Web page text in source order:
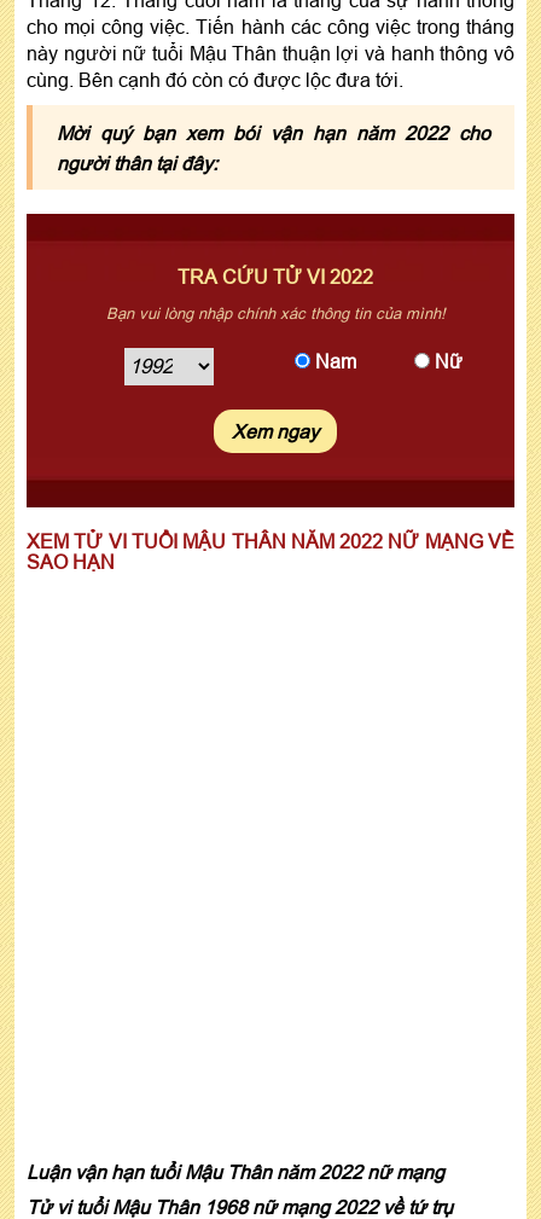
cho mọi công việc. Tiến hành các công việc trong tháng
này người nữ tuổi Mậu Thân thuận lợi và hanh thông vô
cùng. Bên cạnh đó còn có được lộc đưa tới.
Mời quý bạn xem bói vận hạn năm 2022 cho
người thân tại đây:
TRA CỨU TỬ VI 2022
Bạn vui lòng nhập chính xác thông tin của mình!
Nam Nữ
XEM TỬ VI TUỔI MẬU THÂN NĂM 2022 NỮ MẠNG VỀ
SAO HẠN
Luận vận hạn tuổi Mậu Thân năm 2022 nữ mạng
Tử vi tuổi Mậu Thân 1968 nữ mạng 2022 về tứ trụ